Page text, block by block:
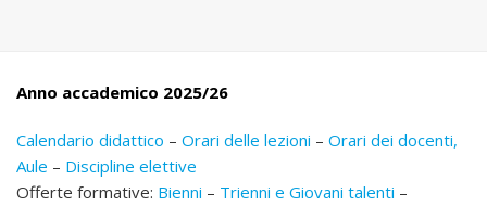
Anno accademico 2025/26
Calendario didattico – Orari delle lezioni – Orari dei docenti,
Aule – Discipline elettive
Offerte formative: Bienni – Trienni e Giovani talenti –